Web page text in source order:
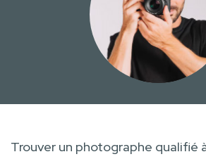
Trouver un photographe qualifié